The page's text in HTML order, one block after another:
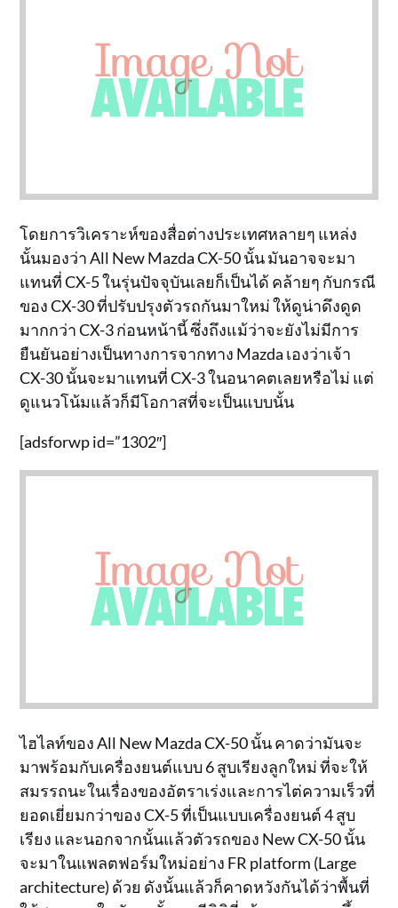
โดยการวิเคราะห์ของสื่อต่างประเทศหลายๆ แหล่ง
นั้นมองว่า All New Mazda CX-50 นั้น มันอาจจะมา
แทนที่ CX-5 ในรุ่นปัจจุบันเลยก็เป็นได้ คล้ายๆ กับกรณี
ของ CX-30 ที่ปรับปรุงตัวรถกันมาใหม่ ให้ดูน่าดึงดูด
มากกว่า CX-3 ก่อนหน้านี้ ซึ่งถึงแม้ว่าจะยังไม่มีการ
ยืนยันอย่างเป็นทางการจากทาง Mazda เองว่าเจ้า
CX-30 นั้นจะมาแทนที่ CX-3 ในอนาคตเลยหรือไม่ แต่
ดูแนวโน้มแล้วก็มีโอกาสที่จะเป็นแบบนั้น
[adsforwp id=”1302″]
ไฮไลท์ของ All New Mazda CX-50 นั้น คาดว่ามันจะ
มาพร้อมกับเครื่องยนต์แบบ 6 สูบเรียงลูกใหม่ ที่จะให้
สมรรถนะในเรื่องของอัตราเร่งและการไต่ความเร็วที่
ยอดเยี่ยมกว่าของ CX-5 ที่เป็นแบบเครื่องยนต์ 4 สูบ
เรียง และนอกจากนั้นแล้วตัวรถของ New CX-50 นั้น
จะมาในแพลตฟอร์มใหม่อย่าง FR platform (Large
architecture) ด้วย ดังนั้นแล้วก็คาดหวังกันได้ว่าพื้นที่